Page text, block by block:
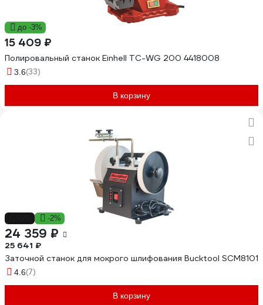
до -3%
15 409 ₽
Полировальный станок Einhell TC-WG 200 4418008
3.6(33)
В корзину
-2%
24 359 ₽
25 641 ₽
Заточной станок для мокрого шлифования Bucktool SCM8101
4.6(7)
В корзину